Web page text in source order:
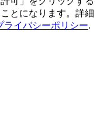
とになります。詳細
ライバシーポリシー.